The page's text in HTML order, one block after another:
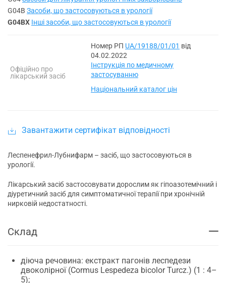
G04B Засоби, що застосовуються в урології
G04BX Інші засоби, що застосовуються в урології
Офіційно про
лікарський засіб
Номер РП UA/19188/01/01 від
04.02.2022
Інструкція по медичному
застосуванню
Національний каталог цін
Завантажити сертифікат відповідності
Леспенефрил-Лубнифарм – заcіб, що застосовуються в
урології.
Лікарський засіб застосовувати дорослим як гіпоазотемічний і
діуретичний засіб для симптоматичної терапії при хронічній
нирковій недостатності.
Склад
діюча речовина: екстракт пагонів леспедези
двоколірної (Cormus Lespedeza bicolor Turcz.) (1 : 4–
5);